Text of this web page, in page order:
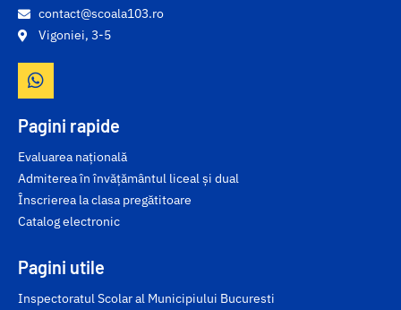
contact@scoala103.ro
Vigoniei, 3-5
Pagini rapide
Evaluarea națională
Admiterea în învățământul liceal și dual
Înscrierea la clasa pregătitoare
Catalog electronic
Pagini utile
Inspectoratul Scolar al Municipiului Bucuresti